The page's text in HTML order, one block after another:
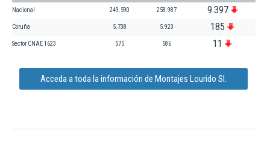
Nacional 249.590 258.987 9.397
Coruña 5.738 5.923 185
Sector CNAE 1623 575 586 11
Acceda a toda la información de Montajes Lourido Sl.